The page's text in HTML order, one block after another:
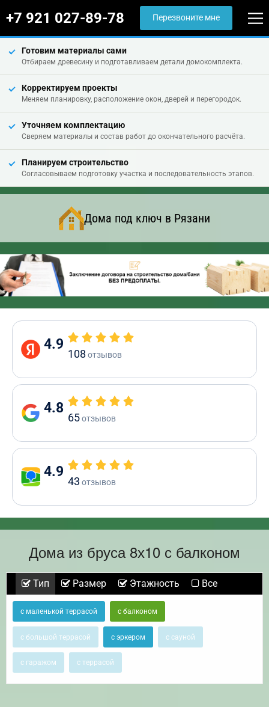
+7 921 027-89-78 Перезвоните мне
Готовим материалы сами
Отбираем древесину и подготавливаем детали домокомплекта.
Корректируем проекты
Меняем планировку, расположение окон, дверей и перегородок.
Уточняем комплектацию
Сверяем материалы и состав работ до окончательного расчёта.
Планируем строительство
Согласовываем подготовку участка и последовательность этапов.
Дома под ключ в Рязани
4.9
108 отзывов
4.8
65отзывов
4.9
43 отзывов
Дома из бруса 8х10 с балконом
Тип Размер Этажность Все
с маленькой террасой с балконом
с большой террасой с эркером с сауной
с гаражом с террасой